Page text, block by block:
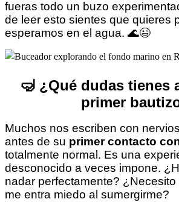
fueras todo un buzo
de leer esto sientes que quieres
esperamos en el agua. 🌊😉
🤿 ¿Qué dudas tienes
primer
Muchos nos escriben con
antes de su primer contacto
totalmente normal. Es una
desconocido a veces impone.
nadar perfectamente?
me entra miedo al sumergirme?